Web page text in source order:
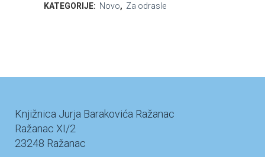
KATEGORIJE: Novo, Za odrasle
Knjižnica Jurja Barakovića Ražanac
Ražanac XI/2
23248 Ražanac